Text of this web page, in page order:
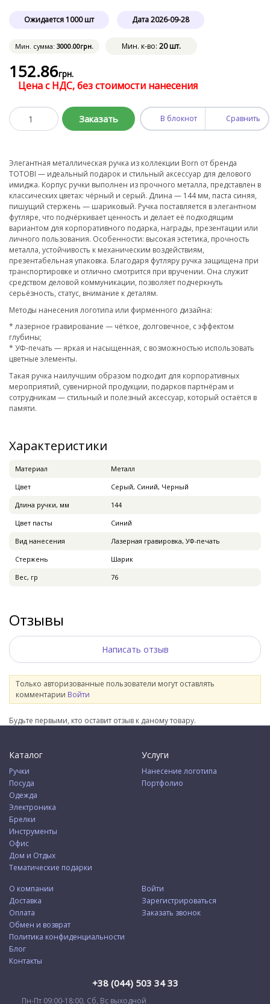
Ожидается1000шт Дата2026-09-28
Мин. сумма: 3000.00грн. Мин. к-во: 20 шт.
152.86грн.
Цена с НДС, без стоимости нанесения
Заказать В блокнот Сравнить
Элегантная металлическая ручка из коллекции Born от бренда
TOTOBI — идеальный подарок и стильный аксессуар для делового
имиджа. Корпус ручки выполнен из прочного металла, представлен в
классических цветах: чёрный и серый. Длина — 144 мм, паста синяя,
пишущий стержень — шариковый. Ручка поставляется в элегантном
футляре, что подчёркивает ценность и делает её подходящим
вариантом для корпоративного подарка, награды, презентации или
личного пользования. Особенности: высокая эстетика, прочность
металла, устойчивость к механическим воздействиям,
презентабельная упаковка. Благодаря футляру ручка защищена при
транспортировке и отлично смотрится при вручении. Она служит
средством деловой коммуникации, позволяет подчеркнуть
серьёзность, статус, внимание к деталям.
Методы нанесения логотипа или фирменного дизайна:
* лазерное гравирование — чёткое, долговечное, с эффектом
глубины;
* УФ-печать — яркая и насыщенная, с возможностью использовать
цветные элементы.
Такая ручка наилучшим образом подходит для корпоративных
мероприятий, сувенирной продукции, подарков партнёрам и
сотрудникам — стильный и полезный аксессуар, который остаётся в
памяти.
Характеристики
Материал
Металл
Цвет
Серый, Синий, Черный
Длина ручки, мм
144
Цвет пасты
Синий
Вид нанесения
Лазерная гравировка, УФ-печать
Стержень
Шарик
Вес, гр
76
Отзывы
Написать отзыв
Только авторизованные пользователи могут оставлять
комментарии Войти
Будьте первыми, кто оставит отзыв к даному товару.
Каталог
Ручки
Посуда
Одежда
Электроника
Брелки
Инструменты
Офис
Дом и Отдых
Тематические подарки
Услуги
Нанесение логотипа
Портфолио
О компании
Доставка
Оплата
Обмен и возврат
Политика конфиденциальности
Блог
Контакты
Войти
Зарегистрироваться
Заказать звонок
+38 (044) 503 34 33
Пн-Пт 09:00-18:00, Сб, Вс выходной